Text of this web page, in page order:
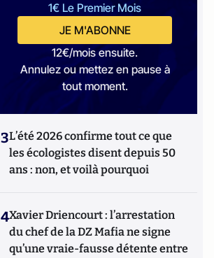
1€ Le Premier Mois
JE M'ABONNE
12€/mois ensuite.
Annulez ou mettez en pause à
tout moment.
3L’été 2026 confirme tout ce que
les écologistes disent depuis 50
ans : non, et voilà pourquoi
4Xavier Driencourt : l’arrestation
du chef de la DZ Mafia ne signe
qu’une vraie-fausse détente entre